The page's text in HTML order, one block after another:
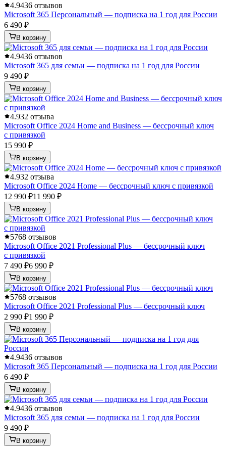
4.9436 отзывов
Microsoft 365 Персональный — подписка на 1 год для России
6 490 ₽
В корзину
4.9436 отзывов
Microsoft 365 для семьи — подписка на 1 год для России
9 490 ₽
В корзину
4.932 отзыва
Microsoft Office 2024 Home and Business — бессрочный ключ
с привязкой
15 990 ₽
В корзину
4.932 отзыва
Microsoft Office 2024 Home — бессрочный ключ с привязкой
12 990 ₽11 990 ₽
В корзину
5768 отзывов
Microsoft Office 2021 Professional Plus — бессрочный ключ
с привязкой
7 490 ₽6 990 ₽
В корзину
5768 отзывов
Microsoft Office 2021 Professional Plus — бессрочный ключ
2 990 ₽1 990 ₽
В корзину
4.9436 отзывов
Microsoft 365 Персональный — подписка на 1 год для России
6 490 ₽
В корзину
4.9436 отзывов
Microsoft 365 для семьи — подписка на 1 год для России
9 490 ₽
В корзину